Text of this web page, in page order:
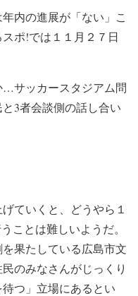
内の進展が「ない」こ
ポ!では１１月２７日
…サッカースタジアム問
3者会談側の話し合い
ていくと、どうやら１
ことは難しいようだ。
果たしている広島市文
のみなさんがじっくり
つ」立場にあるとい